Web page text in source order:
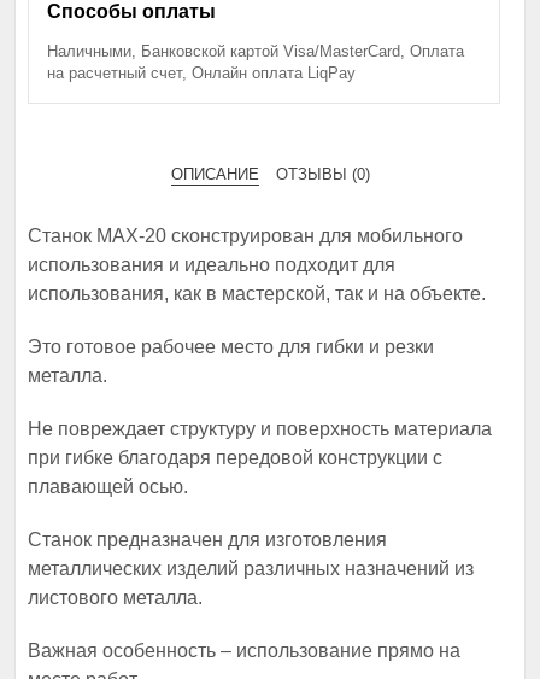
Способы оплаты
Наличными, Банковской картой Visa/MasterCard, Оплата
на расчетный счет, Онлайн оплата LiqPay
ОПИСАНИЕ ОТЗЫВЫ (0)
Станок MAX-20 сконструирован для мобильного
использования и идеально подходит для
использования, как в мастерской, так и на объекте.
Это готовое рабочее место для гибки и резки
металла.
Не повреждает структуру и поверхность материала
при гибке благодаря передовой конструкции с
плавающей осью.
Станок предназначен для изготовления
металлических изделий различных назначений из
листового металла.
Важная особенность – использование прямо на